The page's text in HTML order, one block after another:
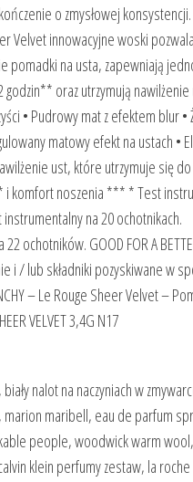
o zmysłowej
Velvet innowacyjne woski
pomadki na usta, zapewniają
godzin** oraz utrzymują
• Pudrowy mat z efektem blur •
matowy efekt na ustach •
ust, które utrzymuje się
i komfort noszenia *** * Test
na 20 ochotnikach.
ochotników. GOOD FOR A
i / lub składniki pozyskiwane w
– Le Rouge Sheer Velvet –
VELVET 3,4G N17
nalot na naczyniach w
marion maribell, eau de parfum
people, woodwick warm
klein perfumy zestaw, la